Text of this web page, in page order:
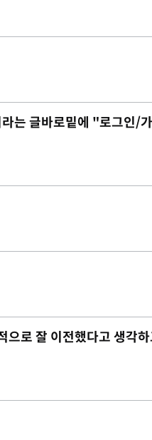
는 글바로밑에 "로그인/
로 잘 이전했다고 생각하